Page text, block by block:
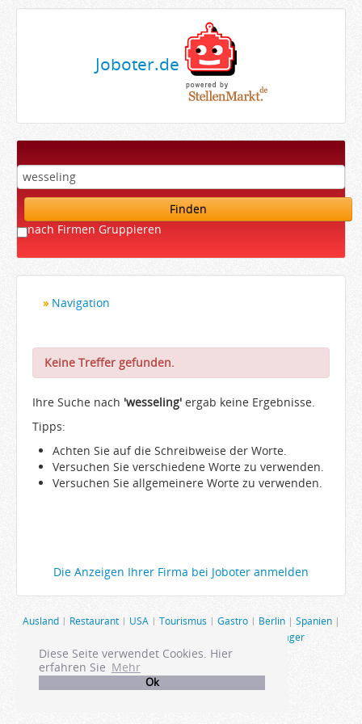
Diese Seite verwendet Cookies. Hier
erfahren Sie Mehr
Ok
Joboter.de
Finden
nach Firmen Gruppieren
Navigation
Bewerber
Arbeitgeber
Firmen von A-Z
Karrieremail
JobWiki
Berufe
Keine Treffer gefunden.
Ihre Suche nach 'wesseling' ergab keine Ergebnisse.
Tipps:
Achten Sie auf die Schreibweise der Worte.
Versuchen Sie verschiedene Worte zu verwenden.
Versuchen Sie allgemeinere Worte zu verwenden.
Die Anzeigen Ihrer Firma bei Joboter anmelden
Ausland| Restaurant| USA | Tourismus| Gastro| Berlin| Spanien|
Manager